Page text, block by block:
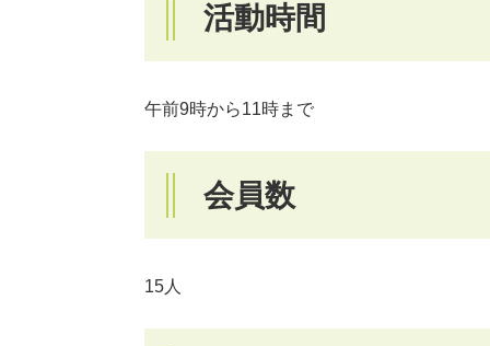
活動時間
午前9時から11時まで
会員数
15人